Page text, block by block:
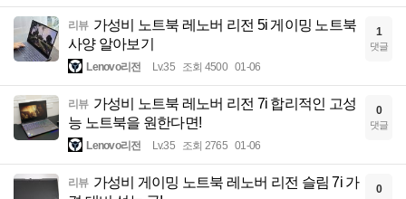
리뷰 가성비 노트북 레노버 리전 5i 게이밍 노트북
사양 알아보기
Lenovo리전 Lv.35 조회 4500 01-06
1
댓글
리뷰 가성비 노트북 레노버 리전 7i 합리적인 고성
능 노트북을 원한다면!
Lenovo리전 Lv.35 조회 2765 01-06
0
댓글
리뷰 가성비 게이밍 노트북 레노버 리전 슬림 7i 가
0